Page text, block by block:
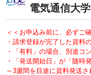
電気通信大学
＜＜お申込み前に、必ずご
・請求登録が完了した資料
・「有料」の場合、別途コ
・「発送開始日」が「随時
～3週間を目途に資料発送